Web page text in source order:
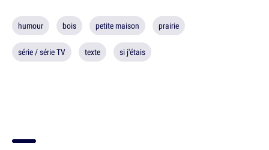
humour bois petite maison prairie
série / série TV texte si j'étais